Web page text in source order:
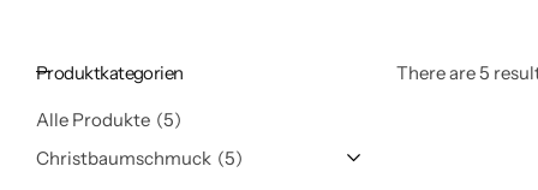
There are 5
Produktkategorien
Alle Produkte 5
Christbaumschmuck 5